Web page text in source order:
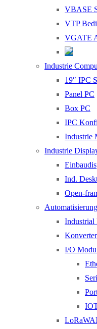
VBASE
VTP
VGATE
Industrie
19″ IPC
Panel PC
Box PC
IPC
Industrie
Industrie
Ind.
Open-
Industrial
I/O